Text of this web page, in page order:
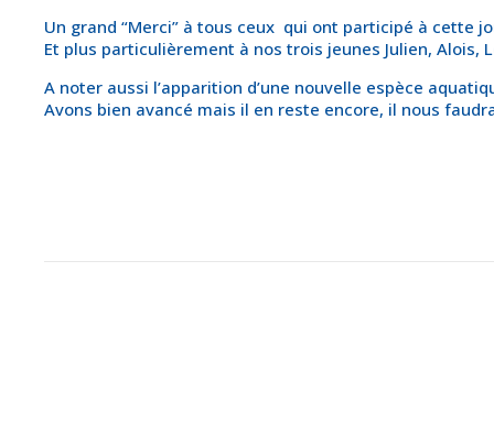
Un grand “Merci” à tous ceux qui ont participé à cette
Et plus particulièrement à nos trois jeunes Julien, Alois,
A noter aussi l’apparition d’une nouvelle espèce
Avons bien avancé mais il en reste encore, il nous